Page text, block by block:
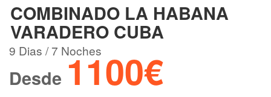
COMBINADO LA HABANA
VARADERO CUBA
9 Dias / 7 Noches
Desde 1100€